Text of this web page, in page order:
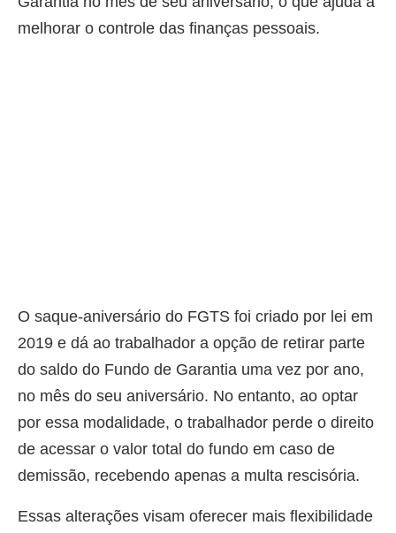
melhorar o controle das finanças pessoais.
O saque-aniversário do FGTS foi criado por lei em
2019 e dá ao trabalhador a opção de retirar parte
do saldo do Fundo de Garantia uma vez por ano,
no mês do seu aniversário. No entanto, ao optar
por essa modalidade, o trabalhador perde o direito
de acessar o valor total do fundo em caso de
demissão, recebendo apenas a multa rescisória.
Essas alterações visam oferecer mais flexibilidade